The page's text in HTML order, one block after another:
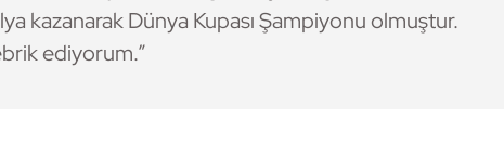
kazanarak Dünya Kupası Şampiyonu olmuştur.
ediyorum.”